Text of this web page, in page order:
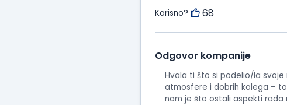
Korisno? 68
Odgovor kompanije
Hvala ti što si podelio/la
atmosfere i dobrih kolega –
nam je što ostali aspekti rada